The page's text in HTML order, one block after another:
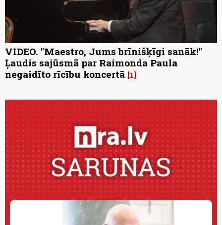
VIDEO. "Maestro, Jums brīnišķīgi sanāk!"
Ļaudis sajūsmā par Raimonda Paula
negaidīto rīcību koncertā 1